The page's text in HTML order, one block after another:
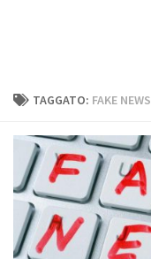
TAGGATO: FAKE NEWS